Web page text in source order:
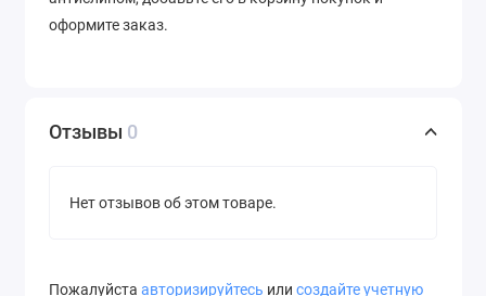
оформите заказ.
Отзывы 0
Нет отзывов об этом товаре.
Пожалуйста авторизируйтесь или создайте учетную